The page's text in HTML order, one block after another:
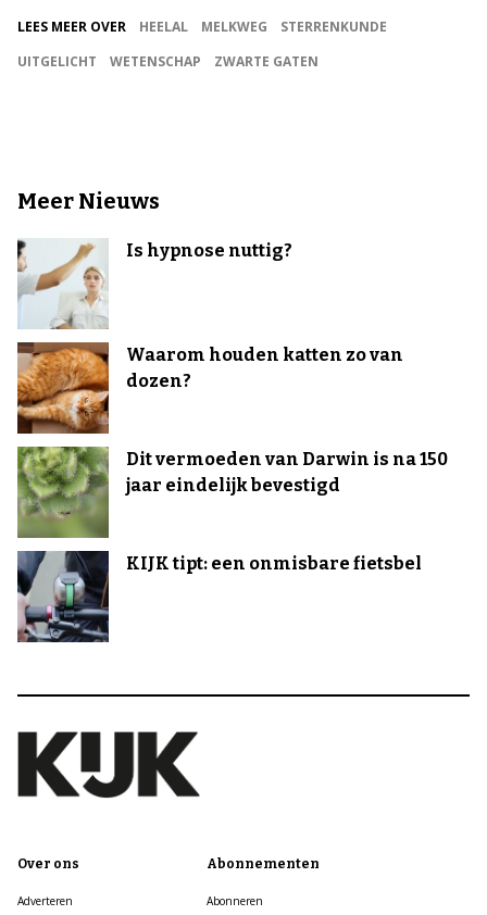
LEES MEER OVER HEELAL MELKWEG
STERRENKUNDE
UITGELICHT
WETENSCHAP ZWARTE GATEN
Meer Nieuws
Is hypnose nuttig?
Waarom houden katten zo van
dozen?
Dit vermoeden van Darwin is na 150
jaar eindelijk bevestigd
KIJK tipt: een onmisbare fietsbel
Over ons
Adverteren
Abonnementen
Abonneren